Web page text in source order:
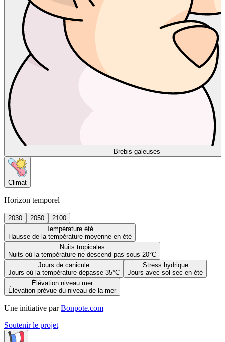
Brebis galeuses
Climat
Horizon temporel
2030 2050
2100
Température été
Hausse de la température moyenne en été
Nuits tropicales
Nuits où la température ne descend pas sous 20°C
Jours de canicule
Jours où la température dépasse 35°C
Stress hydrique
Jours avec sol sec en été
Élévation niveau mer
Élévation prévue du niveau de la mer
Une initiative par Bonpote.com
Soutenir le projet